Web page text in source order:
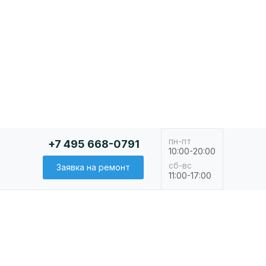
пн-пт
сб-вс
10:00-20:00
11:00-17:00
+7 495 668-0791
Заявка на ремонт